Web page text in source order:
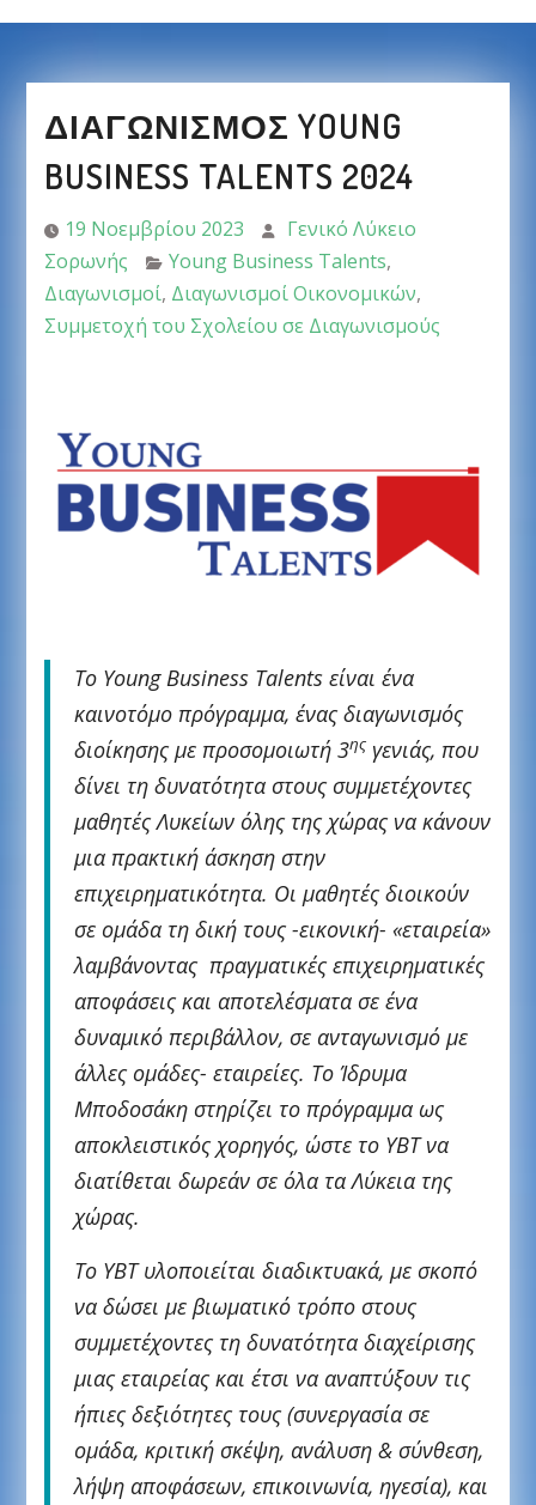
ΔΙΑΓΩΝΙΣΜΟΣ YOUNG
BUSINESS TALENTS 2024
19 Νοεμβρίου 2023
Γενικό Λύκειο
Σορωνής
Young Business Talents,
Διαγωνισμοί, Διαγωνισμοί Οικονομικών,
Συμμετοχή του Σχολείου σε Διαγωνισμούς
Το Young Business Talents είναι ένα
καινοτόμο πρόγραμμα, ένας διαγωνισμός
διοίκησης με προσομοιωτή 3ηςγενιάς, που
δίνει τη δυνατότητα στους συμμετέχοντες
μαθητές Λυκείων όλης της χώρας να κάνουν
μια πρακτική άσκηση στην
επιχειρηματικότητα. Οι μαθητές διοικούν
σε ομάδα τη δική τους -εικονική- «εταιρεία»
λαμβάνοντας πραγματικές επιχειρηματικές
αποφάσεις και αποτελέσματα σε ένα
δυναμικό περιβάλλον, σε ανταγωνισμό με
άλλες ομάδες- εταιρείες. Το Ίδρυμα
Μποδοσάκη στηρίζει το πρόγραμμα ως
αποκλειστικός χορηγός, ώστε το ΥΒΤ να
διατίθεται δωρεάν σε όλα τα Λύκεια της
χώρας.
Το ΥΒΤ υλοποιείται διαδικτυακά, με σκοπό
να δώσει με βιωματικό τρόπο στους
συμμετέχοντες τη δυνατότητα διαχείρισης
μιας εταιρείας και έτσι να αναπτύξουν τις
ήπιες δεξιότητες τους (συνεργασία σε
ομάδα, κριτική σκέψη, ανάλυση & σύνθεση,
λήψη αποφάσεων, επικοινωνία, ηγεσία), και